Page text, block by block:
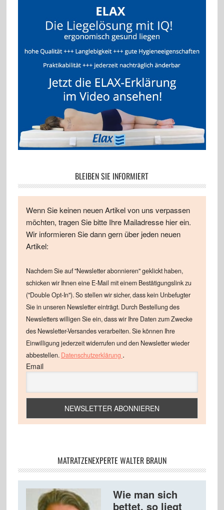
BLEIBEN SIE INFORMIERT
Wenn Sie keinen neuen Artikel von uns verpassen
möchten, tragen Sie bitte Ihre Mailadresse hier ein.
Wir informieren Sie dann gern über jeden neuen
Artikel:
Nachdem Sie auf "Newsletter abonnieren" geklickt haben,
schicken wir Ihnen eine E-Mail mit einem Bestätigungslink zu
("Double Opt-In"). So stellen wir sicher, dass kein Unbefugter
Sie in unseren Newsletter einträgt. Durch Bestellung des
Newsletters willigen Sie ein, dass wir Ihre Daten zum Zwecke
des Newsletter-Versandes verarbeiten. Sie können Ihre
Einwilligung jederzeit widerrufen und den Newsletter wieder
abbestellen. Datenschutzerklärung .
Email
MATRATZENEXPERTE WALTER BRAUN
Wie man sich
bettet, so liegt